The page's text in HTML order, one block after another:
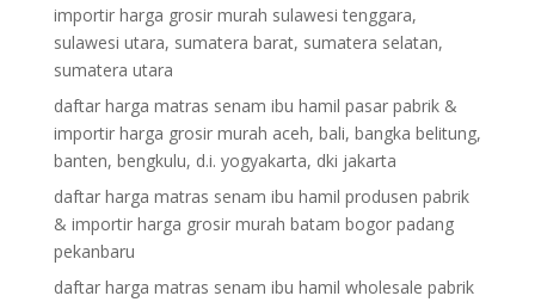
importir harga grosir murah sulawesi tenggara,
sulawesi utara, sumatera barat, sumatera selatan,
sumatera utara
daftar harga matras senam ibu hamil pasar pabrik &
importir harga grosir murah aceh, bali, bangka belitung,
banten, bengkulu, d.i. yogyakarta, dki jakarta
daftar harga matras senam ibu hamil produsen pabrik
& importir harga grosir murah batam bogor padang
pekanbaru
daftar harga matras senam ibu hamil wholesale pabrik